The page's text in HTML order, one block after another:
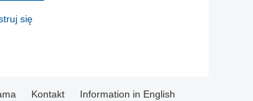
się
Kontakt Information in English